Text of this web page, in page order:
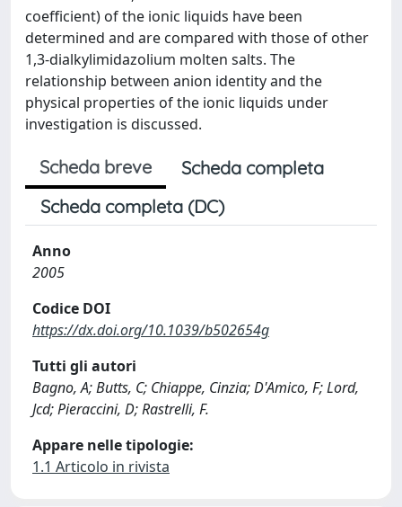
coefficient) of the ionic liquids have been
determined and are compared with those of other
1,3-dialkylimidazolium molten salts. The
relationship between anion identity and the
physical properties of the ionic liquids under
investigation is discussed.
Scheda breve
Scheda completa
Scheda completa (DC)
Anno
2005
Codice DOI
https://dx.doi.org/10.1039/b502654g
Tutti gli autori
Bagno, A; Butts, C; Chiappe, Cinzia; D'Amico, F; Lord,
Jcd; Pieraccini, D; Rastrelli, F.
Appare nelle tipologie:
1.1 Articolo in rivista